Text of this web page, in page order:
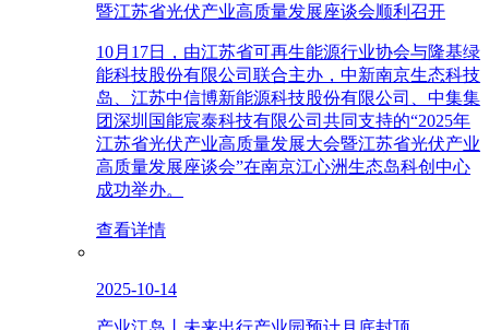
暨江苏省光伏产业高质量发展座谈会顺利召开
10月17日，由江苏省可再生能源行业协会与隆基绿
能科技股份有限公司联合主办，中新南京生态科技
岛、江苏中信博新能源科技股份有限公司、中集集
团深圳国能宸泰科技有限公司共同支持的“2025年
江苏省光伏产业高质量发展大会暨江苏省光伏产业
高质量发展座谈会”在南京江心洲生态岛科创中心
成功举办。
查看详情
2025-10-14